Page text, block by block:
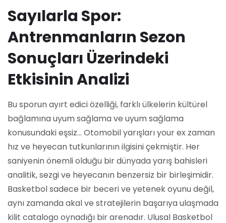
Sayılarla Spor:
Antrenmanların Sezon
Sonuçları Üzerindeki
Etkisinin Analizi
Bu sporun ayırt edici özelliği, farklı ülkelerin kültürel
bağlamına uyum sağlama ve uyum sağlama
konusundaki eşsiz… Otomobil yarışları your ex zaman
hız ve heyecan tutkunlarının ilgisini çekmiştir. Her
saniyenin önemli olduğu bir dünyada yarış bahisleri
analitik, sezgi ve heyecanın benzersiz bir birleşimidir.
Basketbol sadece bir beceri ve yetenek oyunu değil,
aynı zamanda akal ve stratejilerin başarıya ulaşmada
kilit catalogo oynadığı bir arenadır. Ulusal Basketbol